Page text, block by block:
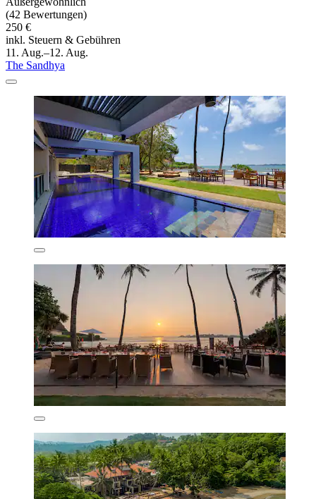
(42 Bewertungen)
250 €
inkl. Steuern & Gebühren
11. Aug.–12. Aug.
The Sandhya